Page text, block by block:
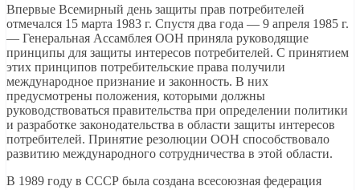
Впервые Всемирный день защиты прав потребителей
отмечался 15 марта 1983 г. Спустя два года — 9 апреля 1985 г.
— Генеральная Ассамблея ООН приняла руководящие
принципы для защиты интересов потребителей. С принятием
этих принципов потребительские права получили
международное признание и законность. В них
предусмотрены положения, которыми должны
руководствоваться правительства при определении политики
и разработке законодательства в области защиты интересов
потребителей. Принятие резолюции ООН способствовало
развитию международного сотрудничества в этой области.
В 1989 году в СССР была создана всесоюзная федерация